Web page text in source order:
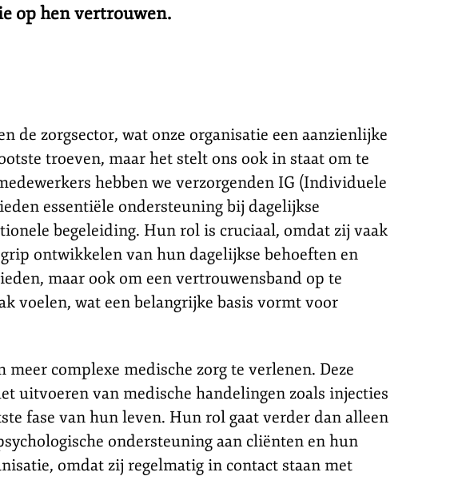
op hen vertrouwen.
de zorgsector, wat onze organisatie een aanzienlijke
troeven, maar het stelt ons ook in staat om te
hebben we verzorgenden IG (Individuele
essentiële ondersteuning bij dagelijkse
begeleiding. Hun rol is cruciaal, omdat zij vaak
ontwikkelen van hun dagelijkse behoeften en
maar ook om een vertrouwensband op te
voelen, wat een belangrijke basis vormt voor
complexe medische zorg te verlenen. Deze
uitvoeren van medische handelingen zoals injecties
fase van hun leven. Hun rol gaat verder dan alleen
ondersteuning aan cliënten en hun
omdat zij regelmatig in contact staan met